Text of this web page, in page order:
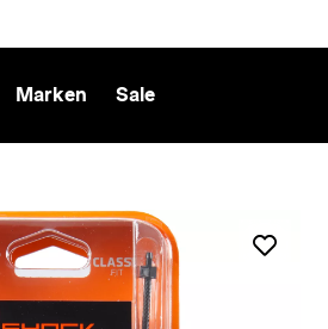
Marken Sale